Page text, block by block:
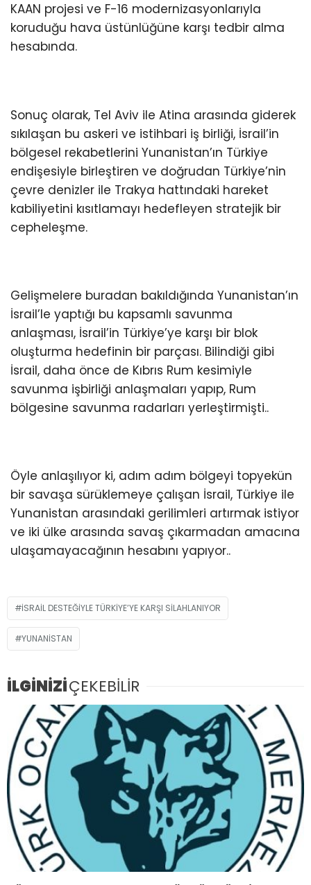
KAAN projesi ve F-16 modernizasyonlarıyla
koruduğu hava üstünlüğüne karşı tedbir alma
hesabında.
Sonuç olarak, Tel Aviv ile Atina arasında giderek
sıkılaşan bu askeri ve istihbari iş birliği, İsrail’in
bölgesel rekabetlerini Yunanistan’ın Türkiye
endişesiyle birleştiren ve doğrudan Türkiye’nin
çevre denizler ile Trakya hattındaki hareket
kabiliyetini kısıtlamayı hedefleyen stratejik bir
cepheleşme.
Gelişmelere buradan bakıldığında Yunanistan’ın
İsrail’le yaptığı bu kapsamlı savunma
anlaşması, İsrail’in Türkiye’ye karşı bir blok
oluşturma hedefinin bir parçası. Bilindiği gibi
İsrail, daha önce de Kıbrıs Rum kesimiyle
savunma işbirliği anlaşmaları yapıp, Rum
bölgesine savunma radarları yerleştirmişti..
Öyle anlaşılıyor ki, adım adım bölgeyi topyekün
bir savaşa sürüklemeye çalışan İsrail, Türkiye ile
Yunanistan arasındaki gerilimleri artırmak istiyor
ve iki ülke arasında savaş çıkarmadan amacına
ulaşamayacağının hesabını yapıyor..
İSRAİL DESTEĞİYLE TÜRKİYE’YE KARŞI SİLAHLANIYOR
YUNANISTAN
İLGİNİZİÇEKEBİLİR